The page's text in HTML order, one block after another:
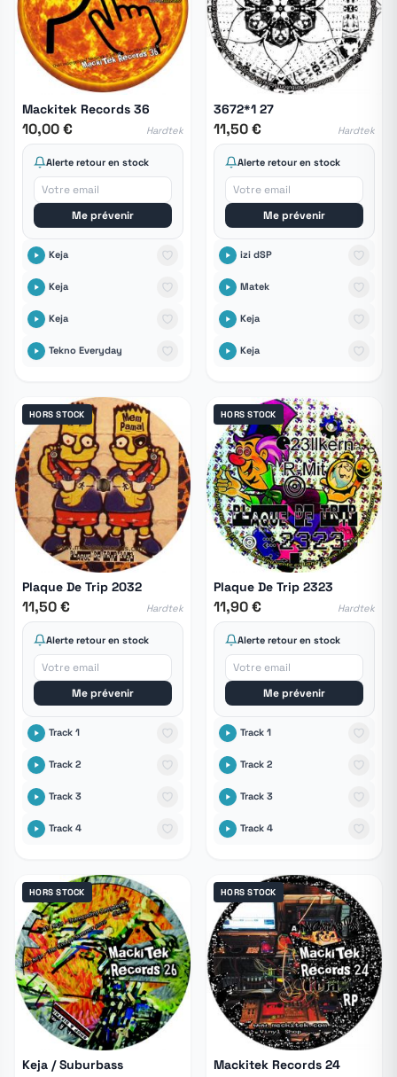
Mackitek Records 36
10,00 € Hardtek
Alerte retour en stock
Me prévenir
Keja
Keja
Keja
Tekno Everyday
3672*1 27
11,50 € Hardtek
Alerte retour en stock
Me prévenir
izi dSP
Matek
Keja
Keja
HORS STOCK
Plaque De Trip 2032
11,50 € Hardtek
Alerte retour en stock
Me prévenir
Track 1
Track 2
Track 3
Track 4
HORS STOCK
Plaque De Trip 2323
11,90 € Hardtek
Alerte retour en stock
Me prévenir
Track 1
Track 2
Track 3
Track 4
HORS STOCK
Keja / Suburbass
HORS STOCK
Mackitek Records 24